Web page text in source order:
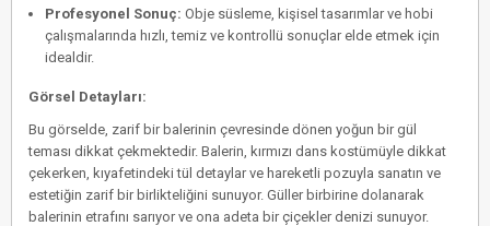
Profesyonel Sonuç: Obje süsleme, kişisel tasarımlar ve hobi
çalışmalarında hızlı, temiz ve kontrollü sonuçlar elde etmek için
idealdir.
Görsel Detayları:
Bu görselde, zarif bir balerinin çevresinde dönen yoğun bir gül
teması dikkat çekmektedir. Balerin, kırmızı dans kostümüyle dikkat
çekerken, kıyafetindeki tül detaylar ve hareketli pozuyla sanatın ve
estetiğin zarif bir birlikteliğini sunuyor. Güller birbirine dolanarak
balerinin etrafını sarıyor ve ona adeta bir çiçekler denizi sunuyor.